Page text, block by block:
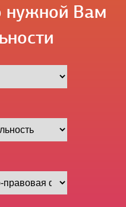
нужной Вам